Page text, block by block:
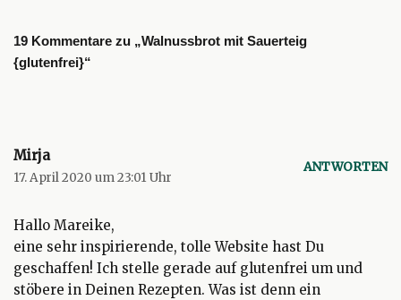
19 Kommentare zu „Walnussbrot mit Sauerteig
{glutenfrei}“
Mirja
17. April 2020 um 23:01 Uhr
ANTWORTEN
Hallo Mareike,
eine sehr inspirierende, tolle Website hast Du
geschaffen! Ich stelle gerade auf glutenfrei um und
stöbere in Deinen Rezepten. Was ist denn ein